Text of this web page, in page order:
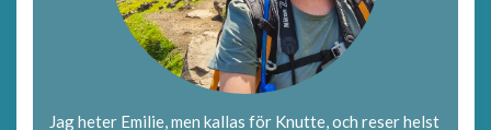
Jag heter Emilie, men kallas för Knutte, och reser helst